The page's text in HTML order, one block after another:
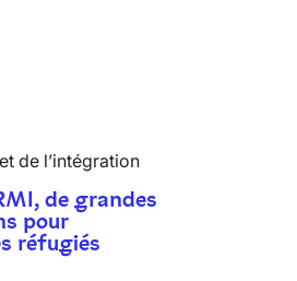
de l’intégration
de grandes
pour
réfugiés